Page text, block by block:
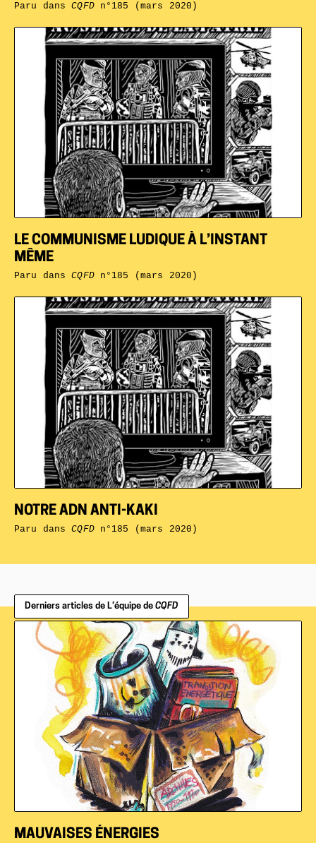
NOTRE ADN ANTI-KAKI
Paru dansCQFDn°185 (mars 2020)
LE COMMUNISME LUDIQUE À L’INSTANT
MÊME
Paru dansCQFDn°185 (mars 2020)
Paru dansCQFDn°185 (mars 2020)
Derniers articles de L’équipe de CQFD
MAUVAISES ÉNERGIES